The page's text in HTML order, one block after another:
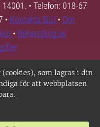
som lagras i din
för att webbplatsen
• Telefon: 018-67
• Kontakta SLU • Om
• Behandling av